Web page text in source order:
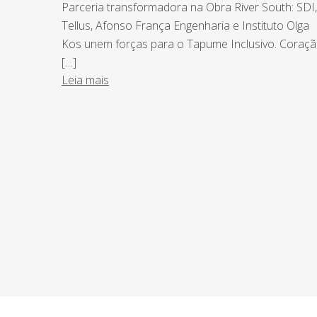
Parceria transformadora na Obra River South: SDI,
Tellus, Afonso França Engenharia e Instituto Olga
Kos unem forças para o Tapume Inclusivo.
[…]
Leia mais